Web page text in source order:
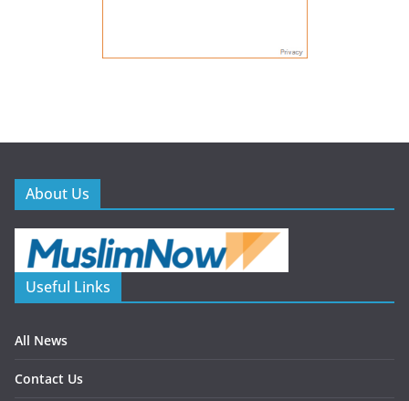
About Us
Useful Links
All News
Contact Us